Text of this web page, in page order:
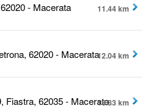
- Macerata
11.44 km
62020 - Macerata12.04 km
Fiastra, 62035 - Macerata13.83 km